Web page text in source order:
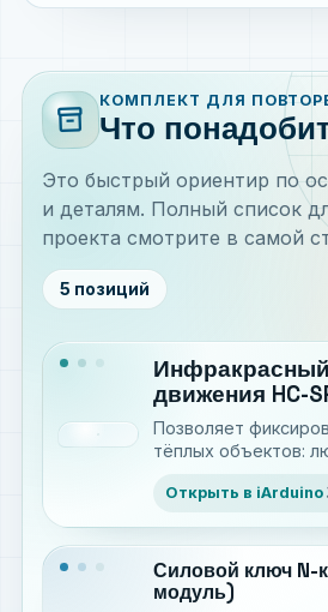
inventory_2
КОМПЛЕКТ ДЛЯ
Что
Это быстрый ориентир по
и деталям. Полный список
проекта смотрите в самой
5 позиций
движения HC-
Позволяет
тёплых объектов:
Открыть в iArduino
Силовой ключ N-
модуль)